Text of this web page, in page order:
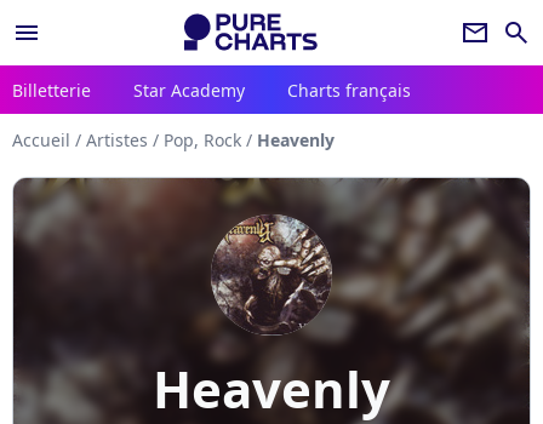
menu newsletter search
Billetterie Star Academy Charts français
Accueil / Artistes / Pop, Rock / Heavenly
Heavenly